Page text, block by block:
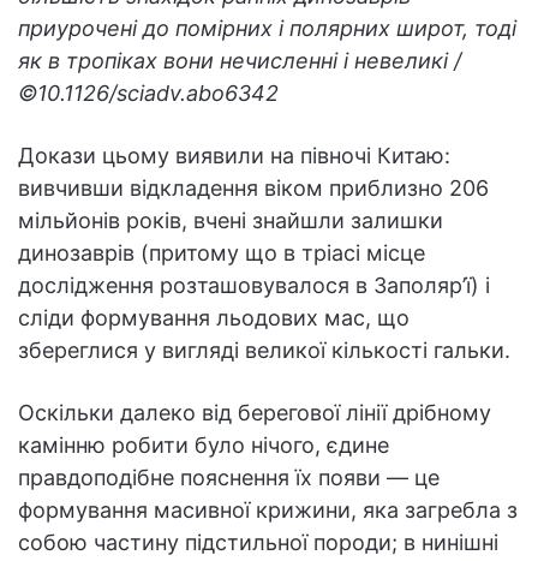
приурочені до помірних і полярних широт, тоді
як в тропіках вони нечисленні і невеликі /
©10.1126/sciadv.abo6342
Докази цьому виявили на півночі Китаю:
вивчивши відкладення віком приблизно 206
мільйонів років, вчені знайшли залишки
динозаврів (притому що в тріасі місце
дослідження розташовувалося в Заполяр’ї) і
сліди формування льодових мас, що
збереглися у вигляді великої кількості гальки.
Оскільки далеко від берегової лінії дрібному
камінню робити було нічого, єдине
правдоподібне пояснення їх появи — це
формування масивної крижини, яка загребла з
собою частину підстильної породи; в нинішні